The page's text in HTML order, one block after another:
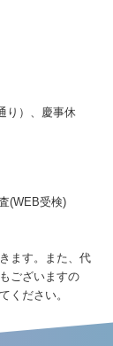
り）、慶事休
(WEB受検)
ます。また、代
ございますの
ください。